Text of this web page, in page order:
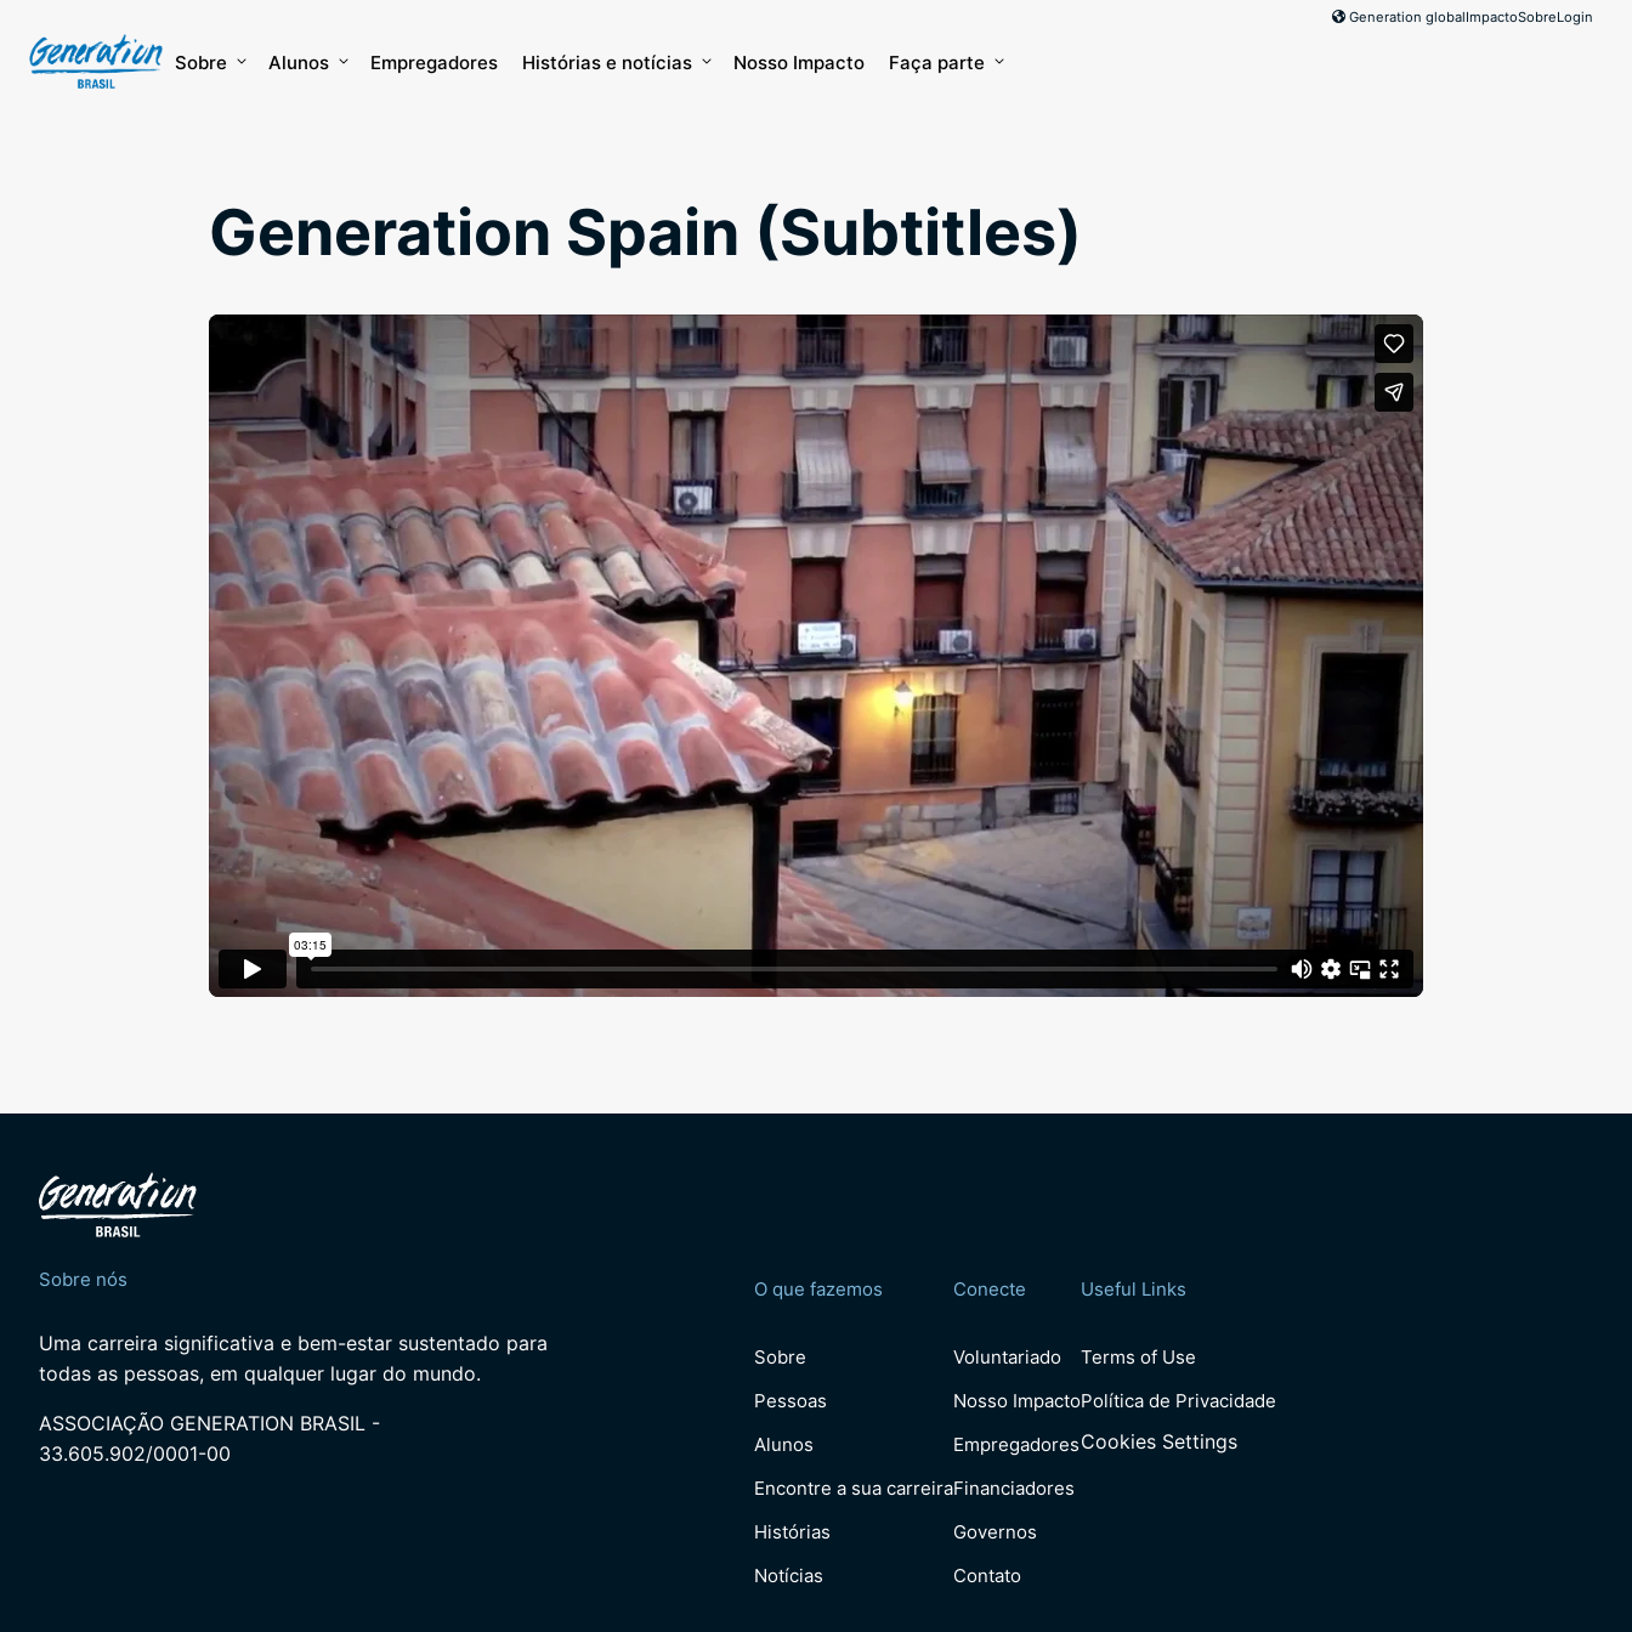
content
Generation globalImpactoSobreLogin
Sobre Alunos Empregadores Histórias e notícias Nosso Impacto Faça parte
Generation Spain (Subtitles)
Sobre nós
Uma carreira significativa e bem-estar sustentado para
todas as pessoas, em qualquer lugar do mundo.
ASSOCIAÇÃO GENERATION BRASIL -
33.605.902/0001-00
O que fazemos
Sobre
Pessoas
Alunos
Encontre a sua carreira
Histórias
Notícias
Conecte
Voluntariado
Nosso Impacto
Empregadores
Financiadores
Governos
Contato
Useful Links
Terms of Use
Política de Privacidade
Cookies Settings